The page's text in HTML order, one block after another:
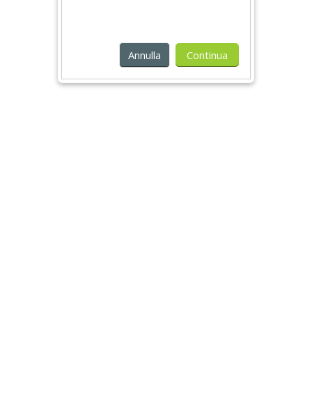
Annulla Continua